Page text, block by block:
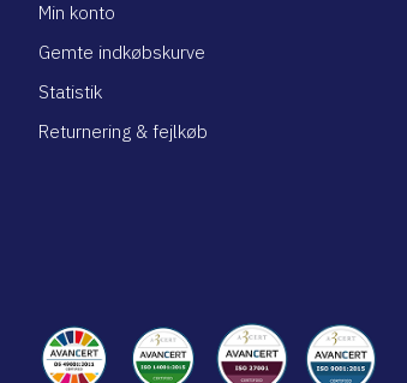
Min konto
Gemte indkøbskurve
Statistik
Returnering & fejlkøb